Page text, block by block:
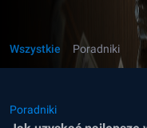
Wszystkie Poradniki
Poradniki